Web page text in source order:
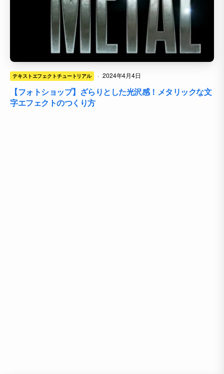
テキストエフェクトチュートリアル · 2024年4月4日
【フォトショップ】ざらりとした光沢感！メタリックな文
字エフェクトのつくり方